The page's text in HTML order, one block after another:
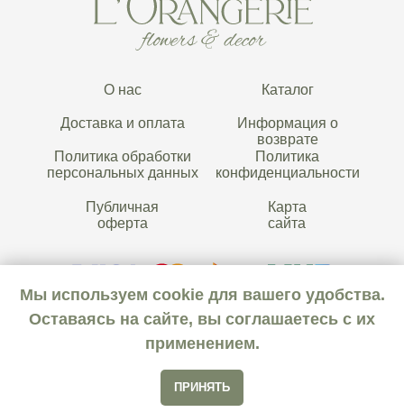
Мы используем cookie для вашего удобства.
Оставаясь на сайте, вы соглашаетесь с их
применением.
ПРИНЯТЬ
ООО «Дом цветов
Лоранжери»
2024 © Все права защищены
Публичная
оферта
Карта
сайта
Каталог
Информация о
возврате
Политика
конфиденциальности
О нас
Доставка и оплата
Политика обработки
персональных данных